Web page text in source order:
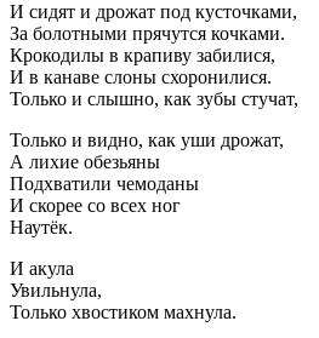
И сидят и дрожат под кусточками,
За болотными прячутся кочками.
Крокодилы в крапиву забилися,
И в канаве слоны схоронилися.
Только и слышно, как зубы стучат,
Только и видно, как уши дрожат,
А лихие обезьяны
Подхватили чемоданы
И скорее со всех ног
Наутёк.
И акула
Увильнула,
Только хвостиком махнула.